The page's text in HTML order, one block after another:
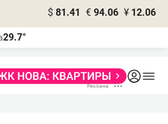
$ 81.41 € 94.06 ¥ 12.06
29.7°